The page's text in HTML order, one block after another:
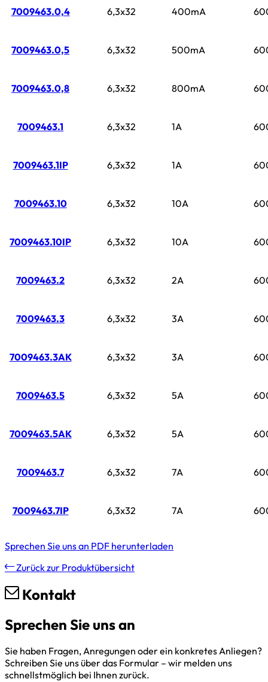
7009463.0,4 6,3x32 400mA
7009463.0,5 6,3x32 500mA
7009463.0,8 6,3x32 800mA
7009463.1 6,3x32 1A
7009463.1IP 6,3x32 1A
7009463.10 6,3x32 10A
7009463.10IP 6,3x32 10A
7009463.2 6,3x32 2A
7009463.3 6,3x32 3A
7009463.3AK 6,3x32 3A
7009463.5 6,3x32 5A
7009463.5AK 6,3x32 5A
7009463.7 6,3x32 7A
7009463.7IP 6,3x32 7A
Sprechen Sie uns an PDF herunterladen
Zurück zur Produktübersicht
Kontakt
Sprechen Sie uns an
Sie haben Fragen, Anregungen oder ein konkretes Anliegen?
Schreiben Sie uns über das Formular – wir melden uns
schnellstmöglich bei Ihnen zurück.